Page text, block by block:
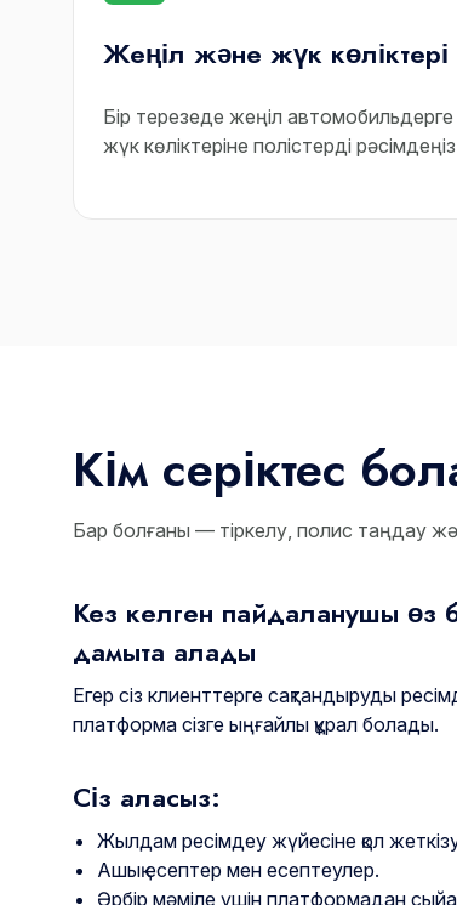
Жеңіл және жүк көліктері
Бір терезеде жеңіл
жүк көліктеріне полістерді
Кім серіктес
Бар болғаны — тіркелу, полис таңдау
Кез келген пайдаланушы өз
дамыта алады
Егер сіз клиенттерге сақтандыруды
платформа сізге ыңғайлы құрал болады.
Сіз аласыз:
Жылдам ресімдеу жүйесіне қол
Ашық есептер мен есептеулер.
Әрбір мәміле үшін платформадан